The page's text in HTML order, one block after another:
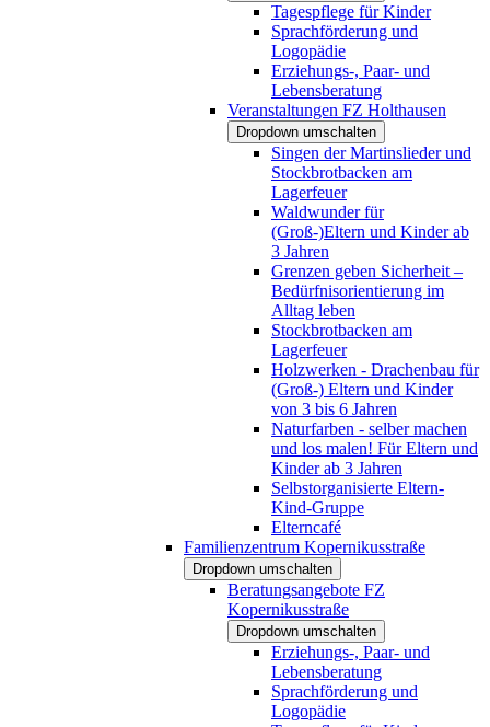
Tagespflege für Kinder
Sprachförderung und
Logopädie
Erziehungs-, Paar- und
Lebensberatung
Veranstaltungen FZ Holthausen
Dropdown umschalten
Singen der Martinslieder und
Stockbrotbacken am
Lagerfeuer
Waldwunder für
(Groß-)Eltern und Kinder ab
3 Jahren
Grenzen geben Sicherheit –
Bedürfnisorientierung im
Alltag leben
Stockbrotbacken am
Lagerfeuer
Holzwerken - Drachenbau für
(Groß-) Eltern und Kinder
von 3 bis 6 Jahren
Naturfarben - selber machen
und los malen! Für Eltern und
Kinder ab 3 Jahren
Selbstorganisierte Eltern-
Kind-Gruppe
Elterncafé
Familienzentrum Kopernikusstraße
Dropdown umschalten
Beratungsangebote FZ
Kopernikusstraße
Dropdown umschalten
Erziehungs-, Paar- und
Lebensberatung
Sprachförderung und
Logopädie